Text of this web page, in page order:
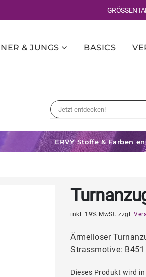
& JUNGS BASICS
ERVY Stoffe & Farben
inkl. 19% MwSt. zzgl.
Ärmelloser
Strassmotive:
Dieses Produkt wird